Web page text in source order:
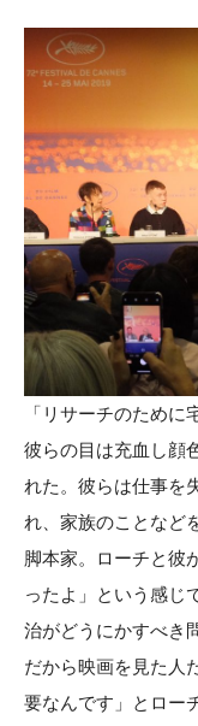
「リサーチのために
彼らの目は充血し顔
れた。彼らは仕事を
れ、家族のことなど
脚本家。ローチと彼
ったよ」という感じ
治がどうにかすべき
だから映画を見た人
要なんです」とロー